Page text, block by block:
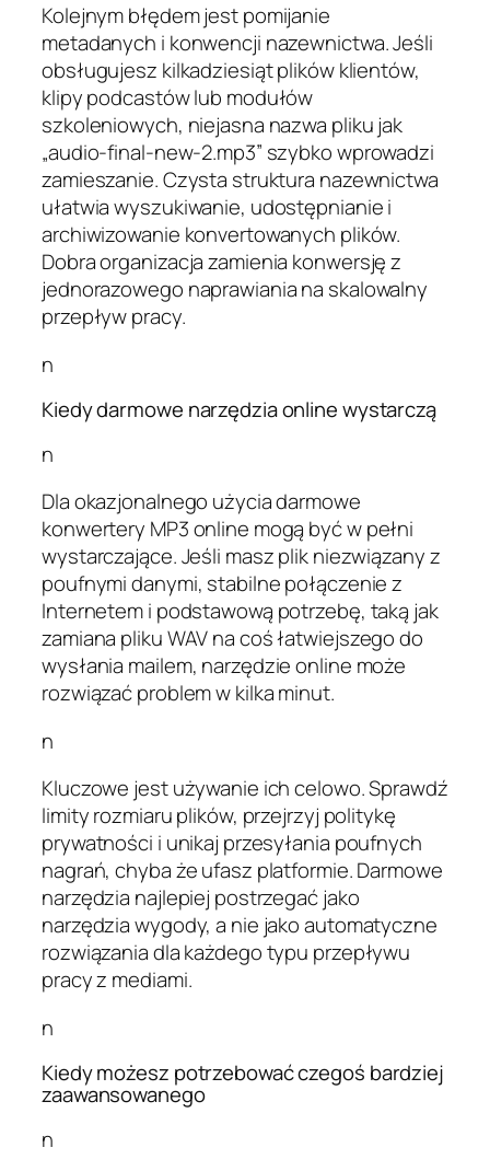
Kolejnym błędem jest pomijanie
metadanych i konwencji nazewnictwa. Jeśli
obsługujesz kilkadziesiąt plików klientów,
klipy podcastów lub modułów
szkoleniowych, niejasna nazwa pliku jak
„audio-final-new-2.mp3” szybko wprowadzi
zamieszanie. Czysta struktura nazewnictwa
ułatwia wyszukiwanie, udostępnianie i
archiwizowanie konvertowanych plików.
Dobra organizacja zamienia konwersję z
jednorazowego naprawiania na skalowalny
przepływ pracy.
n
Kiedy darmowe narzędzia online wystarczą
n
Dla okazjonalnego użycia darmowe
konwertery MP3 online mogą być w pełni
wystarczające. Jeśli masz plik niezwiązany z
poufnymi danymi, stabilne połączenie z
Internetem i podstawową potrzebę, taką jak
zamiana pliku WAV na coś łatwiejszego do
wysłania mailem, narzędzie online może
rozwiązać problem w kilka minut.
n
Kluczowe jest używanie ich celowo. Sprawdź
limity rozmiaru plików, przejrzyj politykę
prywatności i unikaj przesyłania poufnych
nagrań, chyba że ufasz platformie. Darmowe
narzędzia najlepiej postrzegać jako
narzędzia wygody, a nie jako automatyczne
rozwiązania dla każdego typu przepływu
pracy z mediami.
n
Kiedy możesz potrzebować czegoś bardziej
zaawansowanego
n